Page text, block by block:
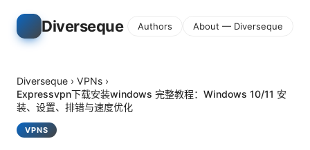
Diverseque Authors About — Diverseque
Diverseque › VPNs ›
Expressvpn下载安装windows 完整教程：Windows 10/11 安
装、设置、排错与速度优化
VPNS